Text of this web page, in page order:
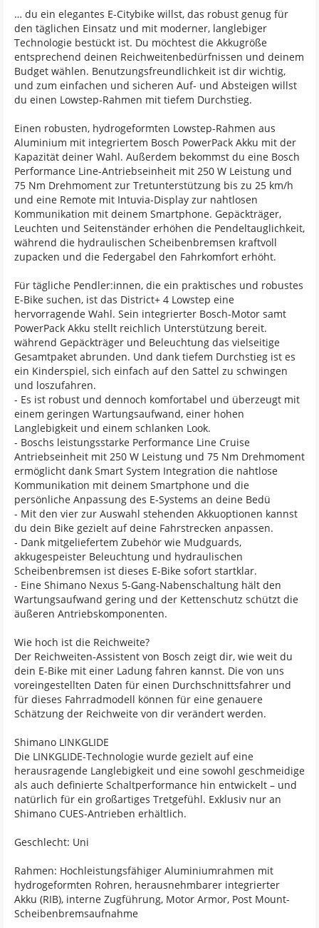
… du ein elegantes E-Citybike willst, das robust genug für
den täglichen Einsatz und mit moderner, langlebiger
Technologie bestückt ist. Du möchtest die Akkugröße
entsprechend deinen Reichweitenbedürfnissen und deinem
Budget wählen. Benutzungsfreundlichkeit ist dir wichtig,
und zum einfachen und sicheren Auf- und Absteigen willst
du einen Lowstep-Rahmen mit tiefem Durchstieg.
Einen robusten, hydrogeformten Lowstep-Rahmen aus
Aluminium mit integriertem Bosch PowerPack Akku mit der
Kapazität deiner Wahl. Außerdem bekommst du eine Bosch
Performance Line-Antriebseinheit mit 250 W Leistung und
75 Nm Drehmoment zur Tretunterstützung bis zu 25 km/h
und eine Remote mit Intuvia-Display zur nahtlosen
Kommunikation mit deinem Smartphone. Gepäckträger,
Leuchten und Seitenständer erhöhen die Pendeltauglichkeit,
während die hydraulischen Scheibenbremsen kraftvoll
zupacken und die Federgabel den Fahrkomfort erhöht.
Für tägliche Pendler:innen, die ein praktisches und robustes
E-Bike suchen, ist das District+ 4 Lowstep eine
hervorragende Wahl. Sein integrierter Bosch-Motor samt
PowerPack Akku stellt reichlich Unterstützung bereit.
während Gepäckträger und Beleuchtung das vielseitige
Gesamtpaket abrunden. Und dank tiefem Durchstieg ist es
ein Kinderspiel, sich einfach auf den Sattel zu schwingen
und loszufahren.
- Es ist robust und dennoch komfortabel und überzeugt mit
einem geringen Wartungsaufwand, einer hohen
Langlebigkeit und einem schlanken Look.
- Boschs leistungsstarke Performance Line Cruise
Antriebseinheit mit 250 W Leistung und 75 Nm Drehmoment
ermöglicht dank Smart System Integration die nahtlose
Kommunikation mit deinem Smartphone und die
persönliche Anpassung des E-Systems an deine Bedü
- Mit den vier zur Auswahl stehenden Akkuoptionen kannst
du dein Bike gezielt auf deine Fahrstrecken anpassen.
- Dank mitgeliefertem Zubehör wie Mudguards,
akkugespeister Beleuchtung und hydraulischen
Scheibenbremsen ist dieses E-Bike sofort startklar.
- Eine Shimano Nexus 5-Gang-Nabenschaltung hält den
Wartungsaufwand gering und der Kettenschutz schützt die
äußeren Antriebskomponenten.
Wie hoch ist die Reichweite?
Der Reichweiten-Assistent von Bosch zeigt dir, wie weit du
dein E-Bike mit einer Ladung fahren kannst. Die von uns
voreingestellten Daten für einen Durchschnittsfahrer und
für dieses Fahrradmodell können für eine genauere
Schätzung der Reichweite von dir verändert werden.
Shimano LINKGLIDE
Die LINKGLIDE-Technologie wurde gezielt auf eine
herausragende Langlebigkeit und eine sowohl geschmeidige
als auch definierte Schaltperformance hin entwickelt – und
natürlich für ein großartiges Tretgefühl. Exklusiv nur an
Shimano CUES-Antrieben erhältlich.
Geschlecht: Uni
Rahmen: Hochleistungsfähiger Aluminiumrahmen mit
hydrogeformten Rohren, herausnehmbarer integrierter
Akku (RIB), interne Zugführung, Motor Armor, Post Mount-
Scheibenbremsaufnahme